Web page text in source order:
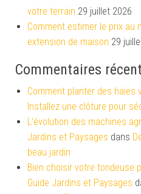
votre terrain 29 juillet 2026
Comment estimer le prix au
extension de maison 29
Commentaires
Comment planter des haies
Installez une clôture pour
L'évolution des machines
Jardins et Paysages dans
beau jardin
Bien choisir votre tondeuse
Guide Jardins et Paysages